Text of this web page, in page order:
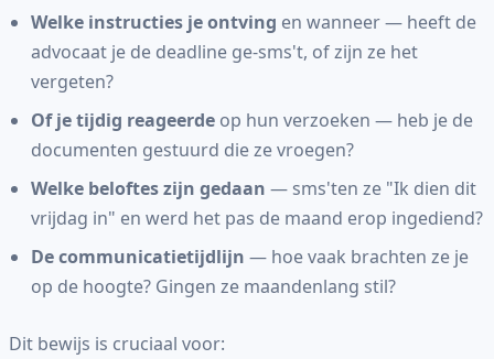
Welke instructies je ontving en wanneer — heeft de
advocaat je de deadline ge-sms't, of zijn ze het
vergeten?
Of je tijdig reageerde op hun verzoeken — heb je de
documenten gestuurd die ze vroegen?
Welke beloftes zijn gedaan — sms'ten ze "Ik dien dit
vrijdag in" en werd het pas de maand erop ingediend?
De communicatietijdlijn — hoe vaak brachten ze je
op de hoogte? Gingen ze maandenlang stil?
Dit bewijs is cruciaal voor: